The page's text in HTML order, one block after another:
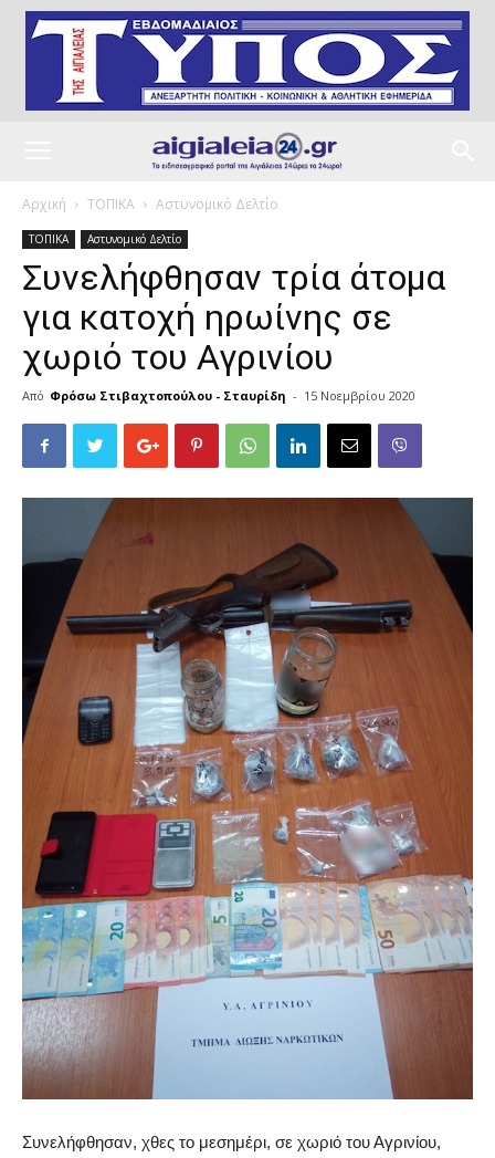
Αρχική ΤΟΠΙΚΑ Αστυνομικό Δελτίο
ΤΟΠΙΚΑ Αστυνομικό Δελτίο
Συνελήφθησαν τρία άτομα
για κατοχή ηρωίνης σε
χωριό του Αγρινίου
Από Φρόσω Στιβαχτοπούλου - Σταυρίδη - 15 Νοεμβρίου 2020
Συνελήφθησαν, χθες το μεσημέρι, σε χωριό του Αγρινίου,